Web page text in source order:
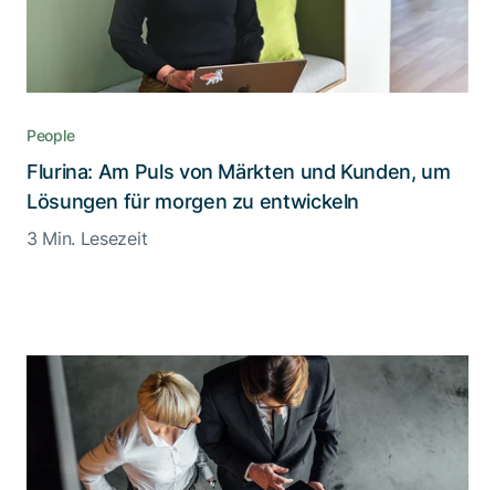
People
Flurina: Am Puls von Märkten und Kunden, um
Lösungen für morgen zu entwickeln
3 Min. Lesezeit